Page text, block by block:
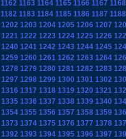
1162 1163 1164 1165 1166 1167 1168
1182 1183 1184 1185 1186 1187 1188
1202 1203 1204 1205 1206 1207
1221 1222 1223 1224 1225 1226
1240 1241 1242 1243 1244 1245
1259 1260 1261 1262 1263 1264
1278 1279 1280 1281 1282 1283
1297 1298 1299 1300 1301 1302
1316 1317 1318 1319 1320 1321
1335 1336 1337 1338 1339 1340
1354 1355 1356 1357 1358 1359
1373 1374 1375 1376 1377 1378
1392 1393 1394 1395 1396 1397